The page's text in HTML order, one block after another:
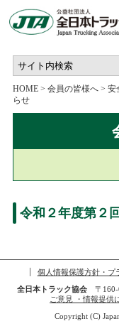
HOME> 会員の皆様へ> 安
らせ
令和２年度第２
個人情報保護方針・プ
全日本トラック協会〒160-
ご意見 ・情報提
Copyright (C)